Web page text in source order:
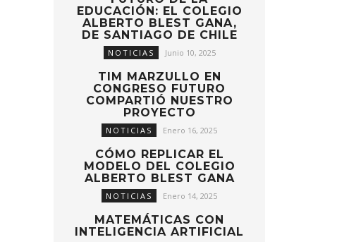
EDUCACIÓN: EL COLEGIO
ALBERTO BLEST GANA,
DE SANTIAGO DE CHILE
NOTICIAS Junio 10, 2025
TIM MARZULLO EN
CONGRESO FUTURO
COMPARTIÓ NUESTRO
PROYECTO
NOTICIAS Enero 16, 2025
CÓMO REPLICAR EL
MODELO DEL COLEGIO
ALBERTO BLEST GANA
NOTICIAS Enero 14, 2025
MATEMÁTICAS CON
INTELIGENCIA ARTIFICIAL